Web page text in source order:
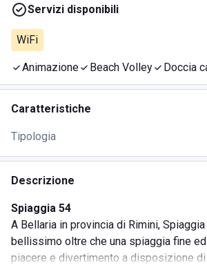
Servizi disponibili
WiFi
Animazione Beach Volley Doccia
Caratteristiche
Tipologia
Descrizione
Spiaggia 54
A Bellaria in provincia di Rimini,
bellissimo oltre che una spiaggia fine
piacere e divertimento a disposizione